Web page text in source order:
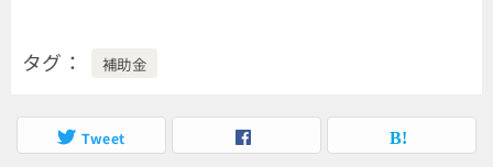
タグ 補助金
Tweet